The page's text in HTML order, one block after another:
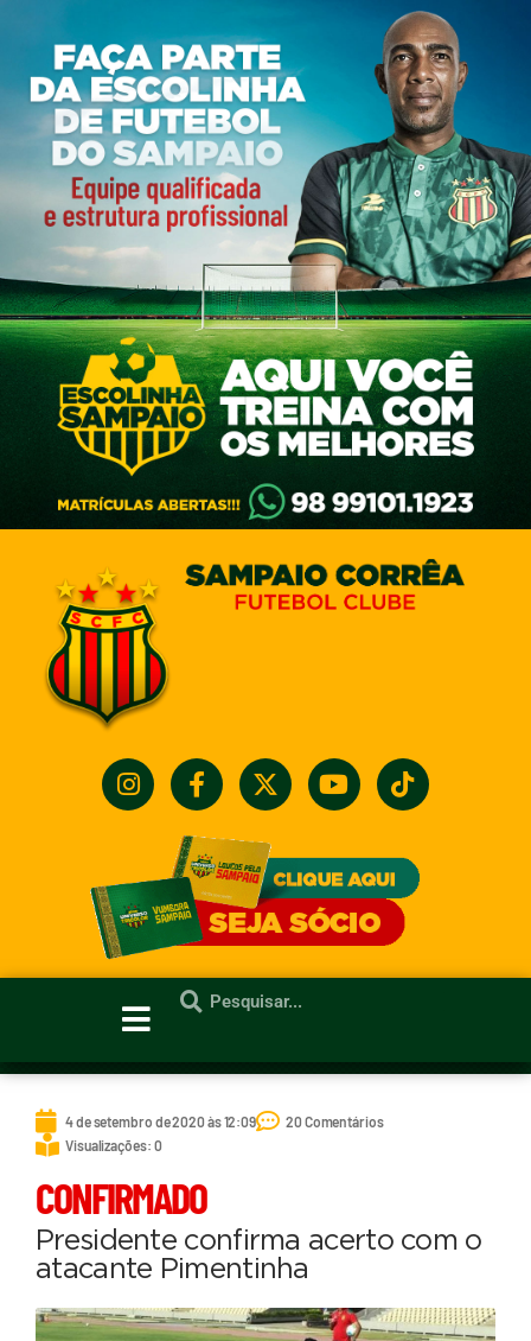
4 de setembro de 2020 às 12:09
20 Comentários
Visualizações: 0
CONFIRMADO
Presidente confirma acerto com o
atacante Pimentinha